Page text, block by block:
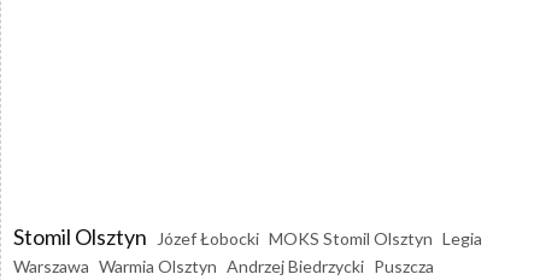
Stomil Olsztyn Józef Łobocki MOKS Stomil Olsztyn Legia
Warszawa Warmia Olsztyn Andrzej Biedrzycki Puszcza